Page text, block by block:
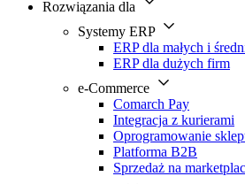
Rozwiązania dla
Systemy ERP
ERP dla małych i
ERP dla dużych firm
e-Commerce
Comarch Pay
Integracja z kurierami
Oprogramowanie
Platforma B2B
Sprzedaż na